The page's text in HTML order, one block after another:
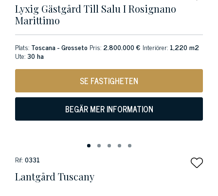
Lyxig Gästgård Till Salu I Rosignano
Marittimo
Plats: Toscana - Grosseto Pris: 2.800.000 € Interiörer: 1,220 m2
Ute:30 ha
SE FASTIGHETEN
BEGÄR MER INFORMATION
Rif:0331
Lantgård Tuscany